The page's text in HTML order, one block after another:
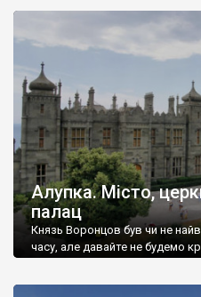
Алупка. Місто,
палац
Князь Воронцов був чи не
часу, але давайте не будемо